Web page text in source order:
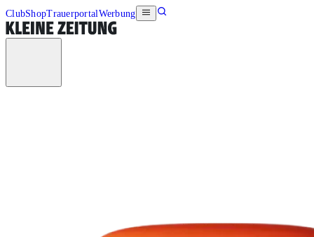
ClubShopTrauerportalWerbung